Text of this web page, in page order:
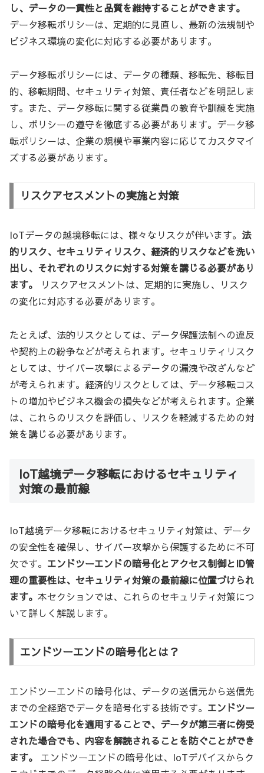
し、データの一貫性と品質を維持することができます。
データ移転ポリシーは、定期的に見直し、最新の法規制や
ビジネス環境の変化に対応する必要があります。
データ移転ポリシーには、データの種類、移転先、移転目
的、移転期間、セキュリティ対策、責任者などを明記しま
す。また、データ移転に関する従業員の教育や訓練を実施
し、ポリシーの遵守を徹底する必要があります。データ移
転ポリシーは、企業の規模や事業内容に応じてカスタマイ
ズする必要があります。
リスクアセスメントの実施と対策
IoTデータの越境移転には、様々なリスクが伴います。 法
的リスク、セキュリティリスク、経済的リスクなどを洗い
出し、それぞれのリスクに対する対策を講じる必要があり
ます。
リスクアセスメントは、定期的に実施し、リスク
の変化に対応する必要があります。
たとえば、法的リスクとしては、データ保護法制への違反
や契約上の紛争などが考えられます。セキュリティリスク
としては、サイバー攻撃によるデータの漏洩や改ざんなど
が考えられます。経済的リスクとしては、データ移転コス
トの増加やビジネス機会の損失などが考えられます。企業
は、これらのリスクを評価し、リスクを軽減するための対
策を講じる必要があります。
IoT越境データ移転におけるセキュリティ
対策の最前線
IoT越境データ移転におけるセキュリティ対策は、データ
の安全性を確保し、サイバー攻撃から保護するために不可
欠です。 エンドツーエンドの暗号化とアクセス制御とID管
理の重要性は、セキュリティ対策の最前線に位置づけられ
ます。 本セクションでは、これらのセキュリティ対策につ
いて詳しく解説します。
エンドツーエンドの暗号化とは？
エンドツーエンドの暗号化は、データの送信元から送信先
までの全経路でデータを暗号化する技術です。 エンドツー
エンドの暗号化を適用することで、データが第三者に傍受
された場合でも、内容を解読されることを防ぐことができ
ます。
エンドツーエンドの暗号化は、IoTデバイスからク